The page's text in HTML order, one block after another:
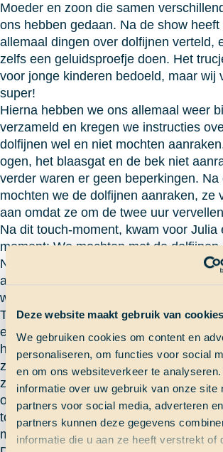
Deze website maakt gebruik van cookies
We gebruiken cookies om content en
personaliseren, om functies voor social
en om ons websiteverkeer te
informatie over uw gebruik van onze site
partners voor social media, adverteren
partners kunnen deze gegevens
informatie die u aan ze heeft verstrekt of
Moeder en zoon die samen
ons hebben gedaan. Na de show
allemaal dingen over dolfijnen verteld,
zelfs een geluidsproefje doen. Het
voor jonge kinderen bedoeld, maar wij
super!
Hierna hebben we ons allemaal weer
verzameld en kregen we instructies
dolfijnen wel en niet mochten
ogen, het blaasgat en de bek niet
verder waren er geen beperkingen. Na
mochten we de dolfijnen aanraken, ze
aan omdat ze om de twee uur
Na dit touch-moment, kwam voor Julia
moment: We mochten met de dolfijnen
Nadat we (wel wat onhandig) een
aangetrokken, kregen we weer het
wat we wel en niet mochten aanraken.
Toen mochten we het water in. Na
een platform te hebben gezeten en de
heette, een beetje aan ons laten
zwemmen. Nu met een andere dolfijn,
zetten onze duikbril op, en konden
onderwater zien. Hij kwam zelfs
toe! We hebben ook nog even met de
meegezwommen, al heeft hij ons niet